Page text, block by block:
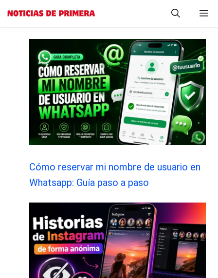
Saltar
contenido
Cómo reservar mi nombre de usuario en
Whatsapp: Guía paso a paso